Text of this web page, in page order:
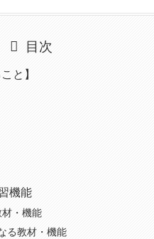
目次
と】
機能
・機能
る教材・機能